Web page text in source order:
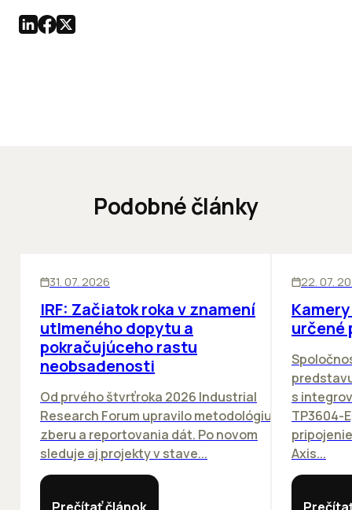
Podobné články
31. 07. 2026
IRF: Začiatok roka v znamení
utlmeného dopytu a
pokračujúceho rastu
neobsadenosti
Od prvého štvrťroka 2026 Industrial
Research Forum upravilo metodológiu
zberu a reportovania dát. Po novom
sleduje aj projekty v stave...
22. 07.
určené
s
TP3604-
Axis...